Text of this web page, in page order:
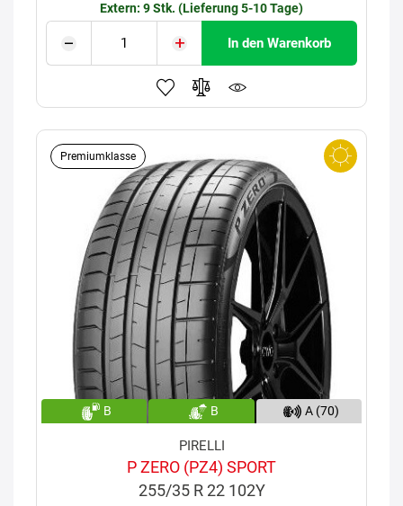
Extern: 9 Stk. (Lieferung 5-10 Tage)
In den Warenkorb
Premiumklasse
B B A (70)
PIRELLI
P ZERO (PZ4) SPORT
255/35 R 22 102Y